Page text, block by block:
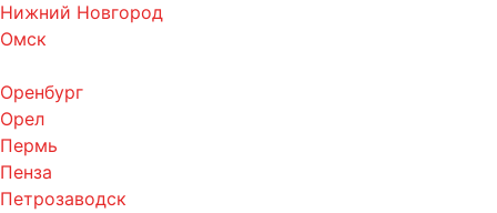
Нижний Новгород
Омск
Оренбург
Орел
Пермь
Пенза
Петрозаводск